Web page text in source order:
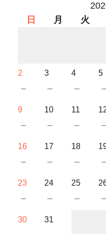
日
月 火
2
－
3
－
4
－
5
－
9
－
10
－
11
－ －
16
－
17
－
18
－ －
23
－
24
－
25
－ －
30 31